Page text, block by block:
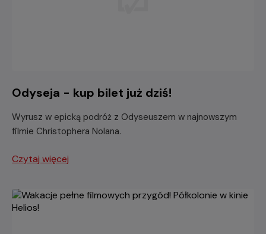
Odyseja - kup bilet już dziś!
Wyrusz w epicką podróż z Odyseuszem w najnowszym
filmie Christophera Nolana.
Czytaj więcej